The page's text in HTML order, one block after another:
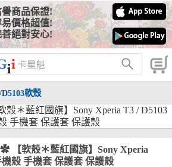
譽商品保證!
價格超值!
善絕對安心!
軟殼
【軟殼＊藍紅國旗】Sony Xperia
機殼 手機套 保護套 保護殼
信用卡分期付款』 與 『信用卡零利率
如下：
期之銀行
行、合作金庫、第一銀行、華南銀行、
行、上海銀行、富邦銀行、國泰世華、
銀、台中銀行、匯豐銀行、華泰銀行、
大銀行、永豐銀行、玉山銀行、凱基銀
展銀行、台新銀行、安泰銀行、中國信